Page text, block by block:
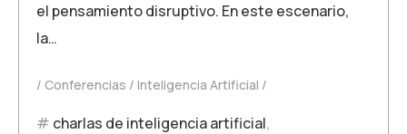
el pensamiento disruptivo. En este escenario,
la…
Conferencias Inteligencia Artificial
charlas de inteligencia artificial,